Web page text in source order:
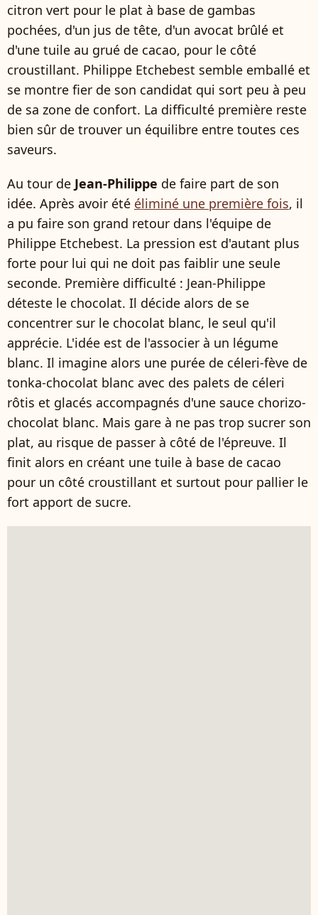
citron vert pour le plat à base de gambas
pochées, d'un jus de tête, d'un avocat brûlé et
d'une tuile au grué de cacao, pour le côté
croustillant. Philippe Etchebest semble emballé et
se montre fier de son candidat qui sort peu à peu
de sa zone de confort. La difficulté première reste
bien sûr de trouver un équilibre entre toutes ces
saveurs.
Au tour de Jean-Philippe de faire part de son
idée. Après avoir été éliminé une première fois, il
a pu faire son grand retour dans l'équipe de
Philippe Etchebest. La pression est d'autant plus
forte pour lui qui ne doit pas faiblir une seule
seconde. Première difficulté : Jean-Philippe
déteste le chocolat. Il décide alors de se
concentrer sur le chocolat blanc, le seul qu'il
apprécie. L'idée est de l'associer à un légume
blanc. Il imagine alors une purée de céleri-fève de
tonka-chocolat blanc avec des palets de céleri
rôtis et glacés accompagnés d'une sauce chorizo-
chocolat blanc. Mais gare à ne pas trop sucrer son
plat, au risque de passer à côté de l'épreuve. Il
finit alors en créant une tuile à base de cacao
pour un côté croustillant et surtout pour pallier le
fort apport de sucre.